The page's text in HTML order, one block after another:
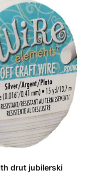
drut jubilerski